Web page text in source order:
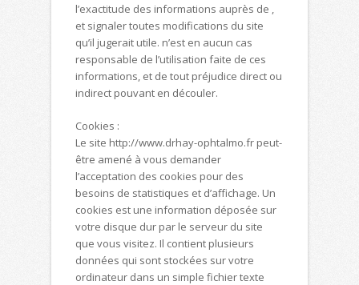
l’exactitude des informations auprès de ,
et signaler toutes modifications du site
qu’il jugerait utile. n’est en aucun cas
responsable de l’utilisation faite de ces
informations, et de tout préjudice direct ou
indirect pouvant en découler.
Cookies :
Le site http://www.drhay-ophtalmo.fr peut-
être amené à vous demander
l’acceptation des cookies pour des
besoins de statistiques et d’affichage. Un
cookies est une information déposée sur
votre disque dur par le serveur du site
que vous visitez. Il contient plusieurs
données qui sont stockées sur votre
ordinateur dans un simple fichier texte